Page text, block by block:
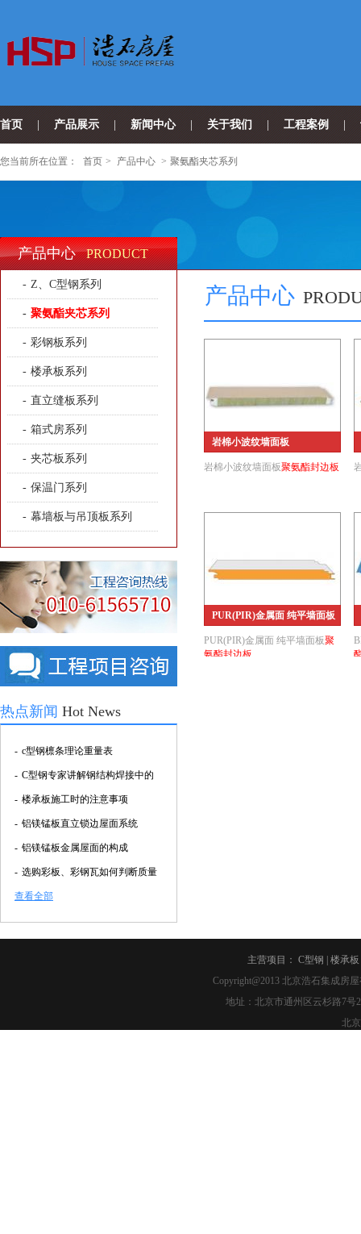
首页 产品展示 新闻中心 关于我们 工程案例
您当前所在位置： 首页 > 产品中心 > 聚氨酯夹芯系列
产品中心 PRODUCT
- Z、C型钢系列
- 聚氨酯夹芯系列
- 彩钢板系列
- 楼承板系列
- 直立缝板系列
- 箱式房系列
- 夹芯板系列
- 保温门系列
- 幕墙板与吊顶板系列
热点新闻 Hot News
- c型钢檩条理论重量表
- C型钢专家讲解钢结构焊接中的
- 楼承板施工时的注意事项
- 铝镁锰板直立锁边屋面系统
- 铝镁锰板金属屋面的构成
- 选购彩板、彩钢瓦如何判断质量
查看全部
产品中心
岩棉小波纹墙面板
岩棉小波纹墙面板聚氨酯封边板
PUR(PIR)金属面 纯平墙面板
PUR(PIR)金属面 纯平墙面板聚
氨酯封边板
主营项目： C型钢 楼承板
Copyright@2013北京浩石集成房
地址：北京市通州区云杉路7号
北